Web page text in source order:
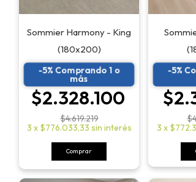
Sommier Harmony - King
(180x200)
-5% Comprando 1 o
más
$2.328.100
$4.619.219
3 x $776.033,33 sin interés
-5%
3 x